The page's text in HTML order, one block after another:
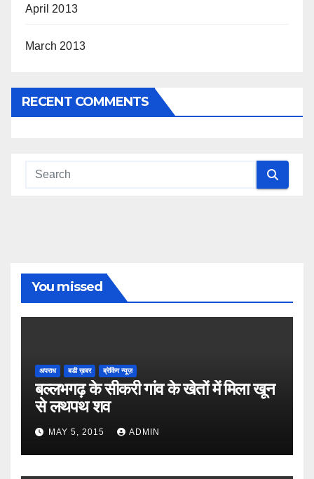
April 2013
March 2013
RECENT COMMENTS
You missed
अपराध बडी ख़बर ब्रेकिंग न्यूज़
बल्लभगढ़ के सीकरी गांव के खेतों में मिला खून
से लथपथ शव
MAY 5, 2015 ADMIN